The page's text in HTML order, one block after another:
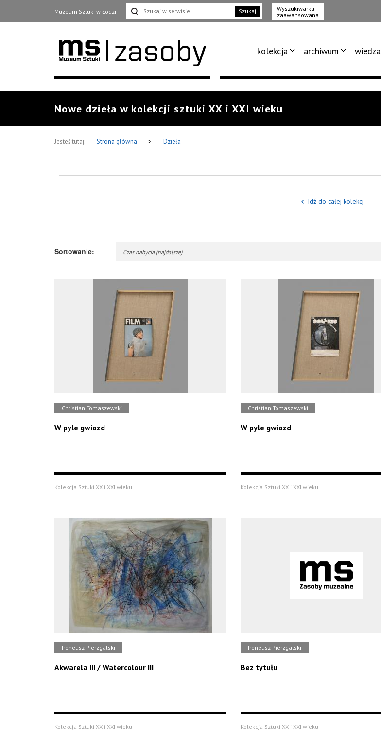
Muzeum Sztuki w Łodzi Szukaj
Wyszukiwarka
zaawansowana
kolekcja archiwum wiedza
Nowe dzieła w kolekcji sztuki XX i XXI wieku
Jesteś tutaj: Strona główna > Dzieła
Idź do całej kolekcji
Sortowanie: Czas nabycia (najdalsze)
Christian Tomaszewski
W pyle gwiazd
Kolekcja Sztuki XX i XXI wieku
Christian Tomaszewski
W pyle gwiazd
Kolekcja Sztuki XX i XXI wieku
Ireneusz Pierzgalski
Akwarela III / Watercolour III
Kolekcja Sztuki XX i XXI wieku
Ireneusz Pierzgalski
Bez tytułu
Kolekcja Sztuki XX i XXI wieku